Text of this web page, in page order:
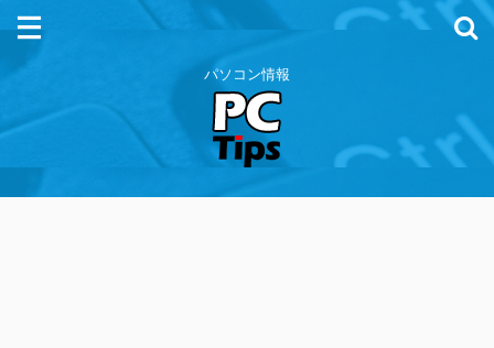
パソコン情報